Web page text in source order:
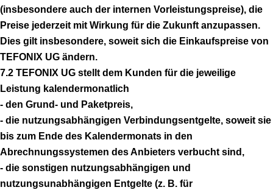
(insbesondere auch der internen Vorleistungspreise), die
Preise jederzeit mit Wirkung für die Zukunft anzupassen.
Dies gilt insbesondere, soweit sich die Einkaufspreise von
TEFONIX UG ändern.
7.2 TEFONIX UG stellt dem Kunden für die jeweilige
Leistung kalendermonatlich
- den Grund- und Paketpreis,
- die nutzungsabhängigen Verbindungsentgelte, soweit sie
bis zum Ende des Kalendermonats in den
Abrechnungssystemen des Anbieters verbucht sind,
- die sonstigen nutzungsabhängigen und
nutzungsunabhängigen Entgelte (z. B. für